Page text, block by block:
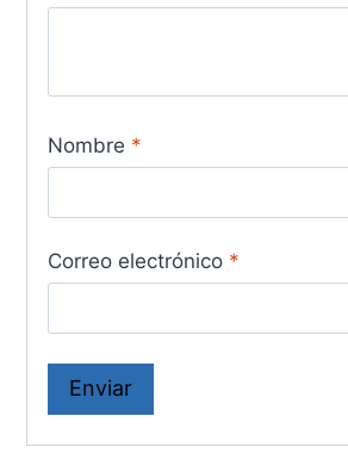
Nombre *
Correo electrónico *